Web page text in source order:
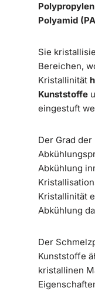
Polyamid
Sie
Bereichen,
Kristallinität
Kunststoffe
eingestuft
Der Grad
Abkühlung
Kristallinität
Abkühlung
Der
Kunststoffe
kristallinen